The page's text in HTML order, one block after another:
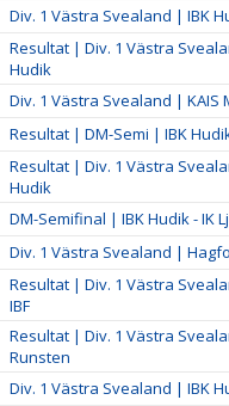
Div. 1 Västra Svealand | IBK
Resultat | Div. 1 Västra
Hudik
Div. 1 Västra Svealand | KAIS
Resultat | DM-Semi | IBK
Resultat | Div. 1 Västra
Hudik
DM-Semifinal | IBK Hudik - IK
Div. 1 Västra Svealand |
Resultat | Div. 1 Västra
IBF
Resultat | Div. 1 Västra
Runsten
Div. 1 Västra Svealand | IBK